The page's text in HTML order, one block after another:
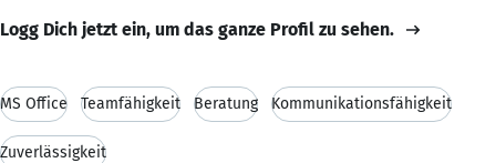
Logg Dich jetzt ein, um das ganze Profil zu sehen.
MS Office Teamfähigkeit Beratung Kommunikationsfähigkeit
Zuverlässigkeit